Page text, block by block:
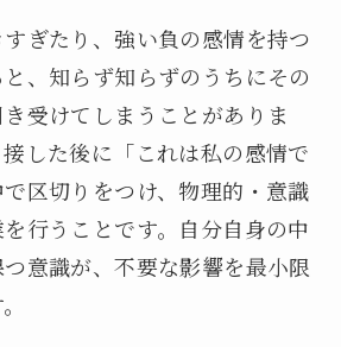
ぎたり、強い負の感情を持つ
、知らず知らずのうちにその
受けてしまうことがありま
した後に「これは私の感情で
区切りをつけ、物理的・意識
行うことです。自分自身の中
意識が、不要な影響を最小限